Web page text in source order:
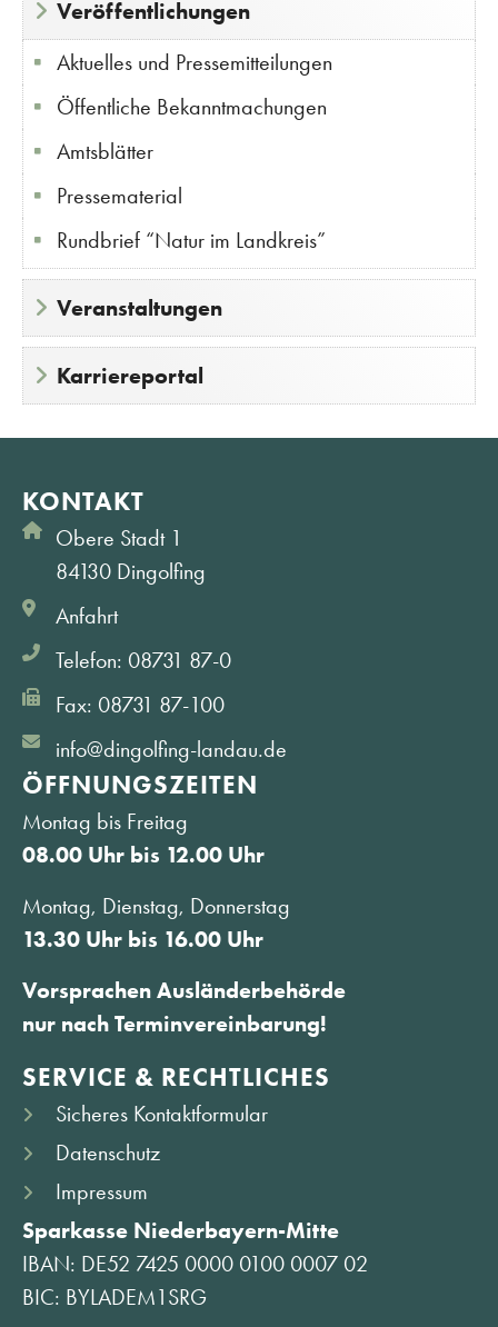
Veröffentlichungen
Aktuelles und Pressemitteilungen
Öffentliche Bekanntmachungen
Amtsblätter
Pressematerial
Rundbrief “Natur im Landkreis”
Veranstaltungen
Karriereportal
KONTAKT
Obere Stadt 1
84130 Dingolfing
Anfahrt
Telefon: 08731 87-0
Fax: 08731 87-100
info@dingolfing-landau.de
ÖFFNUNGS­ZEITEN
Montag bis Freitag
08.00 Uhr bis 12.00 Uhr
Montag, Dienstag, Donnerstag
13.30 Uhr bis 16.00 Uhr
Vorsprachen Ausländerbehörde
nur nach Terminvereinbarung!
SERVICE & RECHTLICHES
Sicheres Kontaktformular
Datenschutz
Impressum
Sparkasse Niederbayern-Mitte
IBAN: DE52 7425 0000 0100 0007 02
BIC: BYLADEM1SRG